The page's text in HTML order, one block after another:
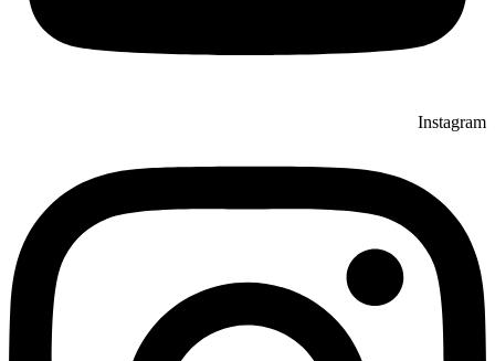
Instagram